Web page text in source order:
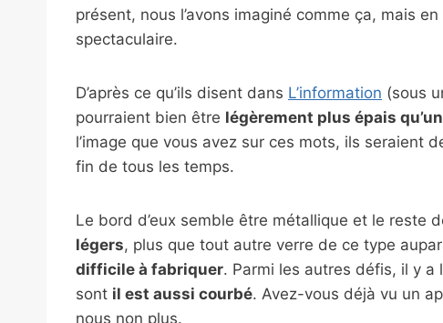
présent, nous l’avons imaginé comme ça, mais
spectaculaire.
D’après ce qu’ils disent dans L’information (sous
pourraient bien être légèrement plus épais
l’image que vous avez sur ces mots, ils seraient
fin de tous les temps.
Le bord d’eux semble être métallique et le reste
légers, plus que tout autre verre de ce type
difficile à fabriquer. Parmi les autres défis, il y
sont il est aussi courbé. Avez-vous déjà vu un
nous non plus.